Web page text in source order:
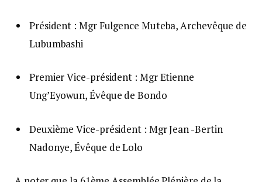
Président : Mgr Fulgence Muteba, Archevêque de
Lubumbashi
Premier Vice-président : Mgr Etienne
Ung’Eyowun, Évêque de Bondo
Deuxième Vice-président : Mgr Jean -Bertin
Nadonye, Évêque de Lolo